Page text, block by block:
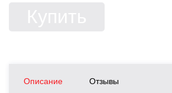
Описание Отзывы